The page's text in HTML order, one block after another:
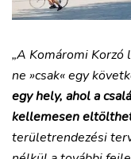
„A Komáromi
ne »csak« egy
egy hely, ahol a
kellemesen
területrendezési